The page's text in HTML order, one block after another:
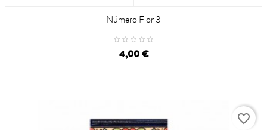
Número Flor 3
4,00 €
favorite_border